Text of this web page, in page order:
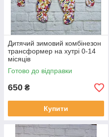
Дитячий зимовий комбінезон
трансформер на хутрі 0-14
місяців
Готово до відправки
650 ₴
Купити